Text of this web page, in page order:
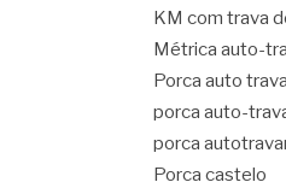
KM com trava
Métrica auto-
Porca auto
porca auto-
porca
Porca castelo